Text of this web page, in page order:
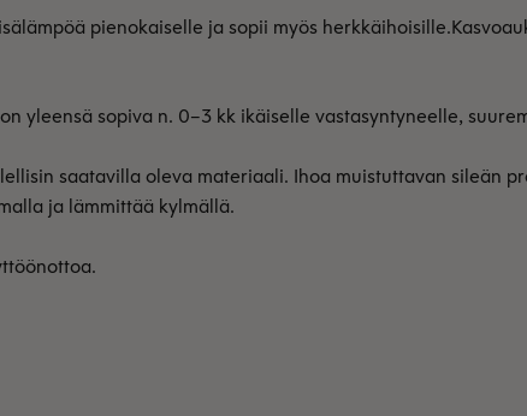
pienokaiselle ja sopii myös herkkäihoisille.
yleensä sopiva n. 0–3 kk ikäiselle vastasyntyneelle,
saatavilla oleva materiaali. Ihoa muistuttavan sileän
ja lämmittää kylmällä.